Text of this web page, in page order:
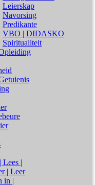
Leierskap
Navorsing
Predikante
VBO | DIDASKO
Spiritualiteit
Lees |
| Leer
in |